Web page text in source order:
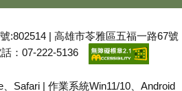
:802514 | 高雄市苓雅區五福一路67號
話：07-222-5136
Safari | 作業系統Win11/10、Android